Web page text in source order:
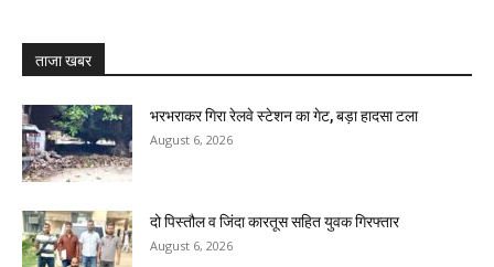
ताजा खबर
भरभराकर गिरा रेलवे स्टेशन का गेट, बड़ा हादसा टला
August 6, 2026
दो पिस्तौल व जिंदा कारतूस सहित युवक गिरफ्तार
August 6, 2026